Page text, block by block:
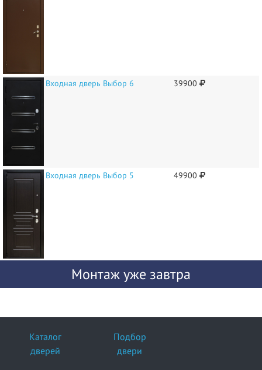
Входная дверь Выбор 6 39900
Входная дверь Выбор 5 49900
Монтаж уже завтра
Каталог
дверей
Подбор
двери